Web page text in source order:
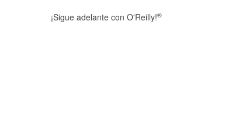
¡Sigue adelante con O'Reilly!®